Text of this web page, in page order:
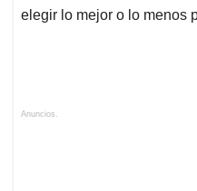
elegir lo mejor o lo menos
Anuncios.